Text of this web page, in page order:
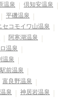
温泉
倶知安温泉
平磯温泉
セコモイワ山温泉
阿寒湖温泉
温泉
温泉
前温泉
富良野温泉
泉 神居岩温泉